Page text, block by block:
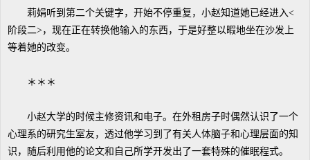
莉娟听到第二个关键字，开始不停重复，小赵知道她已经进入<
阶段二>，现在正在转换他输入的东西，于是好整以暇地坐在沙发上
等着她的改变。
＊＊＊
小赵大学的时候主修资讯和电子。在外租房子时偶然认识了一个
心理系的研究生室友，透过他学习到了有关人体脑子和心理层面的知
识，随后利用他的论文和自己所学开发出了一套特殊的催眠程式。